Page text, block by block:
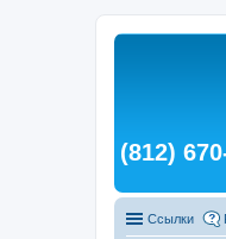
(812)
Ссылки